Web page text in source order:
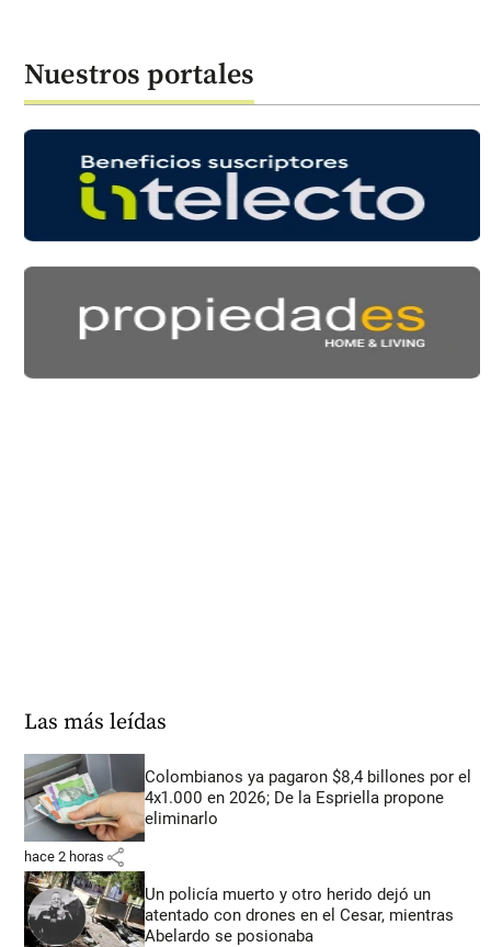
Nuestros portales
Las más leídas
Colombianos ya pagaron $8,4 billones por el
4x1.000 en 2026; De la Espriella propone
eliminarlo
hace 2 horas share
Un policía muerto y otro herido dejó un
atentado con drones en el Cesar, mientras
Abelardo se posionaba